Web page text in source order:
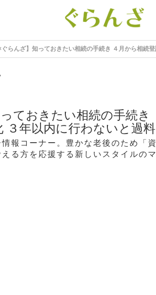
ぐらんざ】知っておきたい相続の手続き ４月から相続
ておきたい相続の手続き
３年以内に行わないと過料
報コーナー。豊かな老後のため「
る方を応援する新しいスタイルの